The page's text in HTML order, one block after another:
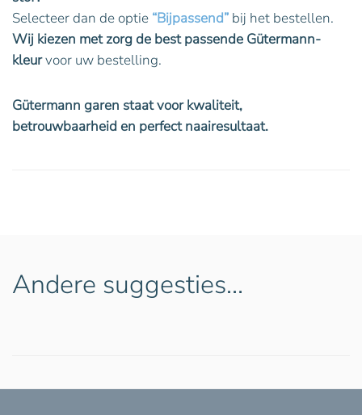
Selecteer dan de optie “Bijpassend” bij het bestellen.
Wij kiezen met zorg de best passende Gütermann-
kleurvoor uw bestelling.
Gütermann garen staat voor kwaliteit,
betrouwbaarheid en perfect naairesultaat.
Andere suggesties…